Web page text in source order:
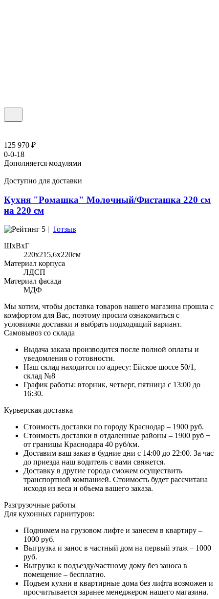
125 970 ₽
0-0-18
Дополняется модулями
Доступно для доставки
Кухня "Ромашка" Молочный/Фисташка 220 см
на 220 см
5 | 1отзыв
ШхВхГ
220x215,6х220см
Материал корпуса
ЛДСП
Материал фасада
МДФ
Мы хотим, чтобы доставка товаров нашего магазина прошла с
комфортом для Вас, поэтому просим ознакомиться с
условиями доставки и выбрать подходящий вариант.
Самовывоз со склада
Выдача заказа производится после полной оплаты и
уведомления о готовности.
Наш склад находится по адресу: Ейское шоссе 50/1,
склад №8
График работы: вторник, четверг, пятница с 13:00 до
16:30.
Курьерская доставка
Стоимость доставки по городу Краснодар – 1900 руб.
Стоимость доставки в отдаленные районы – 1900 руб +
от границы Краснодара 40 руб/км.
Доставим ваш заказ в будние дни с 14:00 до 22:00. За час
до приезда наш водитель с вами свяжется.
Доставку в другие города сможем осуществить
транспортной компанией. Стоимость будет рассчитана
исходя из веса и объема вашего заказа.
Разгрузочные работы
Для кухонных гарнитуров:
Поднимем на грузовом лифте и занесем в квартиру –
1000 руб.
Выгрузка и занос в частный дом на первый этаж – 1000
руб.
Выгрузка к подъезду/частному дому без заноса в
помещение – бесплатно.
Подъем кухни в квартирные дома без лифта возможен и
просчитывается заранее менеджером нашего магазина.